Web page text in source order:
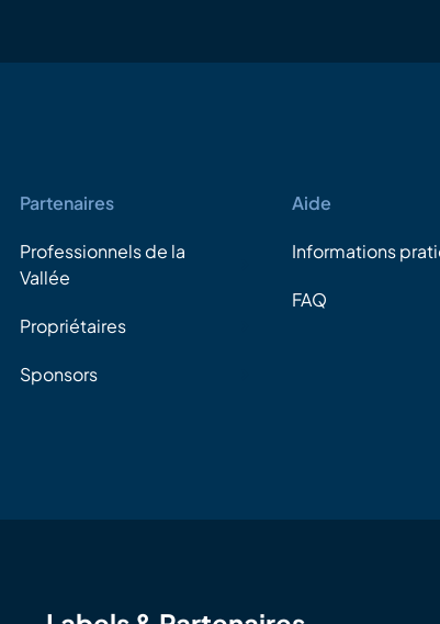
Partenaires
Professionnels de la
Vallée
Propriétaires
Sponsors
Aide
Informations
FAQ